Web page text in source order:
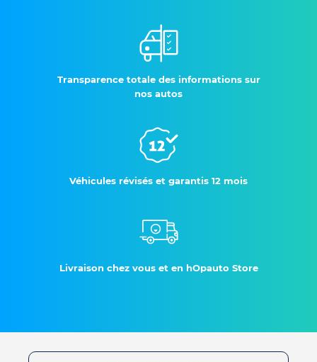
Transparence totale des informations sur
nos autos
Véhicules révisés et garantis 12 mois
Livraison chez vous et en hOpauto Store